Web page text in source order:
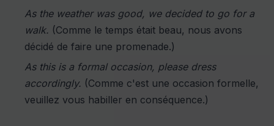
As the weather was good, we decided to go for a
walk. (Comme le temps était beau, nous avons
décidé de faire une promenade.)
As this is a formal occasion, please dress
accordingly. (Comme c'est une occasion formelle,
veuillez vous habiller en conséquence.)